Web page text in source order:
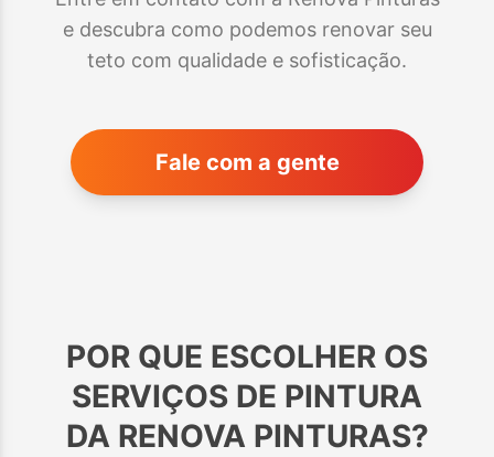
e descubra como podemos renovar seu
teto com qualidade e sofisticação.
Fale com a gente
POR QUE ESCOLHER OS
SERVIÇOS DE PINTURA
DA RENOVA PINTURAS?